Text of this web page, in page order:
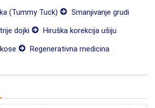
(Tummy Tuck)
Smanjivanje grudi
dojki
Hiruška korekcija ušiju
Regenerativna medicina